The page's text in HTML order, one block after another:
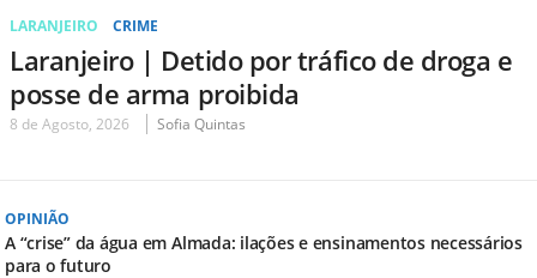
LARANJEIRO CRIME
Laranjeiro | Detido por tráfico de droga e
posse de arma proibida
8 de Agosto, 2026 Sofia Quintas
OPINIÃO
A “crise” da água em Almada: ilações e ensinamentos necessários
para o futuro